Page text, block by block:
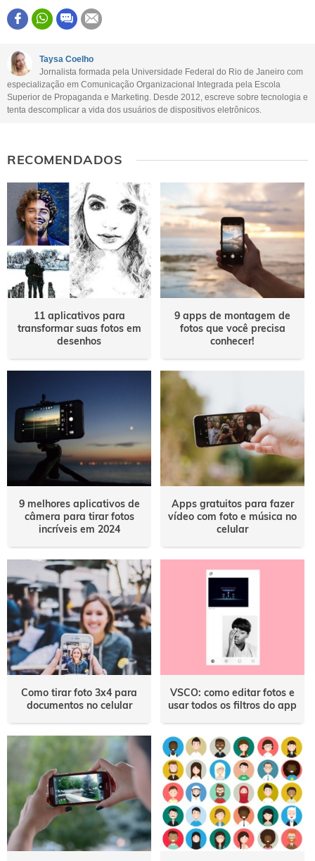
Este conteúdo contém informação incorreta
Este conteúdo não tem a informação que procuro
Outro
Taysa Coelho
Jornalista formada pela Universidade Federal do Rio de Janeiro com
especialização em Comunicação Organizacional Integrada pela Escola
Superior de Propaganda e Marketing. Desde 2012, escreve sobre tecnologia e
tenta descomplicar a vida dos usuários de dispositivos eletrônicos.
RECOMENDADOS
11 aplicativos para
transformar suas fotos em
desenhos
9 apps de montagem de
fotos que você precisa
conhecer!
9 melhores aplicativos de
câmera para tirar fotos
incríveis em 2024
Apps gratuitos para fazer
vídeo com foto e música no
celular
Como tirar foto 3x4 para
documentos no celular
VSCO: como editar fotos e
usar todos os filtros do app